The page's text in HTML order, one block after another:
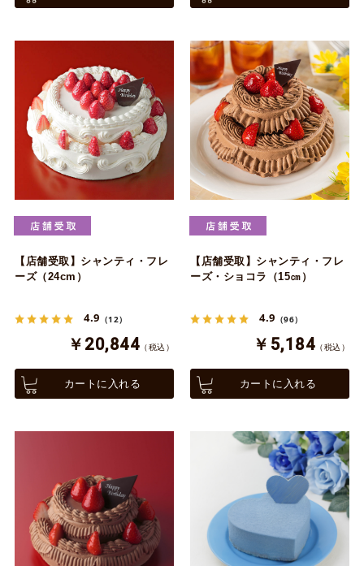
【店舗受取】シャンティ・フレ
ーズ（24cm）
4.9 （12）
￥20,844 （税込）
カートに入れる
【店舗受取】シャンティ・フレ
ーズ・ショコラ（15㎝）
4.9 （96）
￥5,184 （税込）
カートに入れる